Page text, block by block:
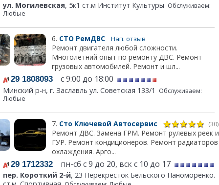
ул. Могилевская, 5к1 ст.м Институт Культуры Обслуживаем:
Любые
6. СТО РемДВС Нап. отзыв
Ремонт двигателя любой сложности.
Многолетний опыт по ремонту ДВС. Ремонт
грузовых автомобилей. Ремонт и шл...
29 1808093 с 9:00 до 18:00
Минский р-н, г. Заславль ул. Советская 133/1
Обслуживаем:
Любые
7. Сто Ключевой Автосервис (30)
Ремонт ДВС. Замена ГРМ. Ремонт рулевых реек и
ГУР. Ремонт кондиционеров. Ремонт радиаторов
охлаждения. Арго...
29 1712332 пн-сб с 9 до 20, вск с 10 до 17
пер. Короткий 2-й, 23 Перекресток Бельского Паноморенко.